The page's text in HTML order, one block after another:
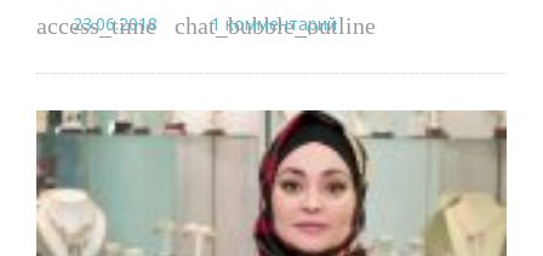
access_time
23.06.2018 chat_bubble_outline
1 комментарий